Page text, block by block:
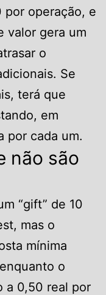
operação, e
valor gera um
o
Se
terá que
em
por cada um.
não são
“gift” de 10
mas o
mínima
o
a 0,50 real por